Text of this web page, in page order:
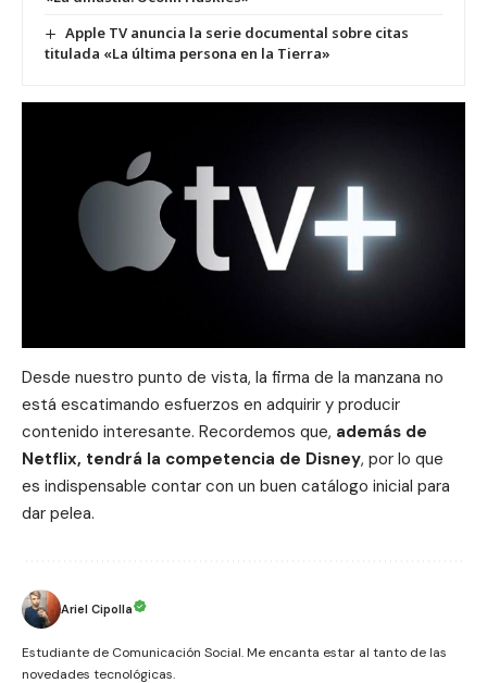
Apple TV anuncia la serie documental sobre citas
titulada «La última persona en la Tierra»
Desde nuestro punto de vista, la firma de la manzana no
está escatimando esfuerzos en adquirir y producir
contenido interesante. Recordemos que, además de
Netflix, tendrá la competencia de Disney, por lo que
es indispensable contar con un buen catálogo inicial para
dar pelea.
Ariel Cipolla
Estudiante de Comunicación Social. Me encanta estar al tanto de las
novedades tecnológicas.